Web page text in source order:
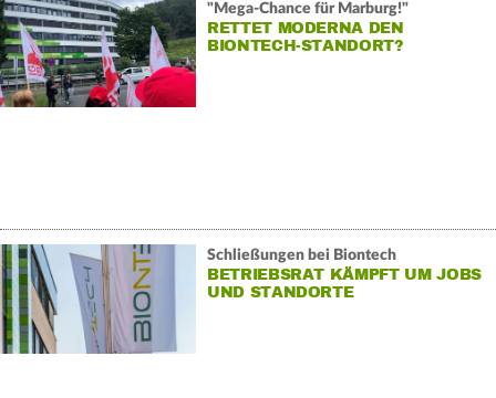
"Mega-Chance für Marburg!"
RETTET MODERNA DEN
BIONTECH-STANDORT?
Schließungen bei Biontech
BETRIEBSRAT KÄMPFT UM JOBS
UND STANDORTE